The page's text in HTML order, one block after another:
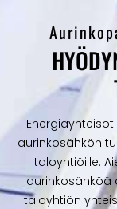
aurinkosähkön
taloyhtiöille.
aurinkosähköä
taloyhtiön